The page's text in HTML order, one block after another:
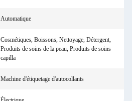
Automatique
Cosmétiques, Boissons, Nettoyage, Détergent,
Produits de soins de la peau, Produits de soins
capilla
Machine d'étiquetage d'autocollants